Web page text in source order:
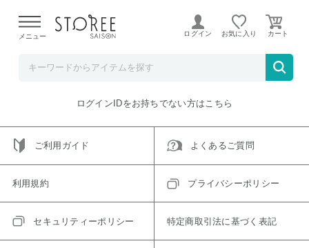
よる配送遅延が発生しております。
メニュー ログイン お気に入り
ご指定のアイテムは取り扱い終了、またはただいま取り扱い
トップへ戻る
ログインIDをお持ちでない方はこちら
ご利用ガイド よくあるご質問
利用規約 プライバシーポリシー
セキュリティーポリシー 特定商取引法に基づく表記